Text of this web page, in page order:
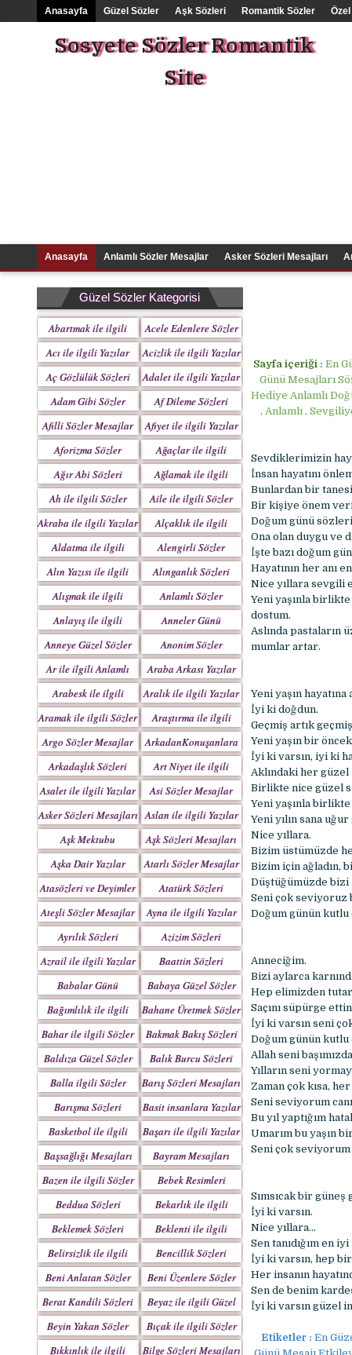
Anasayfa Güzel Sözler Aşk Sözleri Romantik Sözler
Sosyete Sözler Romantik
Site
Anasayfa Anlamlı Sözler Mesajlar Asker Sözleri Mesajları
Güzel Sözler Kategorisi
Abartmak ile ilgili
Yazılar
Acele Edenlere Sözler
Acı ile ilgili Yazılar
Acizlik ile ilgili Yazılar
Aç Gözlülük Sözleri
Adalet ile ilgili Yazılar
Adam Gibi Sözler
Mesajlar
Af Dileme Sözleri
Mesajları
Afilli Sözler Mesajlar
Afiyet ile ilgili Yazılar
Aforizma Sözler
Mesajlar
Ağaçlar ile ilgili
Yazılar
Ağır Abi Sözleri
Mesajları
Ağlamak ile ilgili
Yazılar
Ah ile ilgili Sözler
Aile ile ilgili Sözler
Akraba ile ilgili Yazılar
Alçaklık ile ilgili
Yazılar
Aldatma ile ilgili
Yazıları
Alengirli Sözler
Mesajlar
Alın Yazısı ile ilgili
Sözler
Alınganlık Sözleri
Alışmak ile ilgili
Yazılar
Anlamlı Sözler
Mesajlar
Anlayış ile ilgili
Yazılar
Anneler Günü
Mesajları
Anneye Güzel Sözler
Anonim Sözler
Ar ile ilgili Anlamlı
Sözler
Araba Arkası Yazılar
Arabesk ile ilgili
Yazılar
Aralık ile ilgili Yazılar
Aramak ile ilgili Sözler
Araştırma ile ilgili
Sözler
Argo Sözler Mesajlar
ArkadanKonuşanlara
Sözler
Arkadaşlık Sözleri
Mesajları
Art Niyet ile ilgili
Yazılar
Asalet ile ilgili Yazılar
Asi Sözler Mesajlar
Asker Sözleri Mesajları Aslan ile ilgili Yazılar
Aşk Mektubu
Mektupları
Aşk Sözleri Mesajları
Aşka Dair Yazılar
Atarlı Sözler Mesajlar
Atasözleri ve Deyimler
Atatürk Sözleri
Mesajları
Ateşli Sözler Mesajlar
Ayna ile ilgili Yazılar
Ayrılık Sözleri
Mesajları
Azizim Sözleri
Mesajları
Azrail ile ilgili Yazılar
Baattin Sözleri
Mesajları
Babalar Günü
Babaya Güzel Sözler
Bağımlılık ile ilgili
Yazılar
Bahane Üretmek Sözler
Bahar ile ilgili Sözler
Yazılar
Bakmak Bakış Sözleri
Baldıza Güzel Sözler
Balık Burcu Sözleri
Balla ilgili Sözler
Barış Sözleri Mesajları
Barışma Sözleri
Mesajları
Basit insanlara Yazılar
Basketbol ile ilgili
Sözler
Başarı ile ilgili Yazılar
Başsağlığı Mesajları
Bayram Mesajları
Sözleri
Bazen ile ilgili Sözler
Mesajlar
Bebek Resimleri
Beddua Sözleri
Mesajları
Bekarlık ile ilgili
Sözler
Beklemek Sözleri
Beklenti ile ilgili
Sözler
Belirsizlik ile ilgili
Sözler
Bencillik Sözleri
Mesajları
Beni Anlatan Sözler
Beni Üzenlere Sözler
Berat Kandili Sözleri
Mesajları
Beyaz ile ilgili Güzel
Sözler
Beyin Yakan Sözler
Bıçak ile ilgili Sözler
Bıkkınlık ile ilgili
Bilge Sözleri Mesajları
Sayfa içeriği : En
Günü Mesajları
Hediye Anlamlı
, Anlamlı ,
Sevdiklerimizin
İnsan hayatını
Bunlardan bir
Bir kişiye önem
Doğum günü
Ona olan duygu ve
İşte bazı doğum
Hayatının her anı
Nice yıllara sevgili
Yeni yaşınla
dostum.
Aslında pastaların
mumlar artar.
Yeni yaşın
İyi ki doğdun.
Geçmiş artık
Yeni yaşın bir
İyi ki varsın, iyi ki
Aklındaki her güzel
Birlikte nice güzel
Yeni yaşınla
Yeni yılın sana
Nice yıllara.
Bizim üstümüzde
Bizim için ağladın,
Düştüğümüzde bizi
Seni çok seviyoruz
Doğum günün kutlu
Anneciğim.
Bizi aylarca
Hep elimizden
Saçını süpürge
İyi ki varsın seni
Doğum günün kutlu
Allah seni
Yılların seni
Zaman çok kısa,
Seni seviyorum
Bu yıl yaptığım
Umarım bu yaşın
Seni çok seviyorum
Sımsıcak bir
İyi ki varsın.
Nice yıllara…
Sen tanıdığım en
İyi ki varsın, hep
Her insanın
Sen de benim
İyi ki varsın güzel
Etiketler : En